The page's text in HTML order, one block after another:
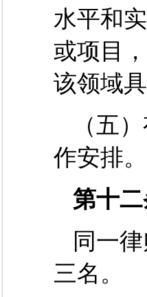
水平和
或项目
该领域
（五
作安排。
第十
同一
三名。